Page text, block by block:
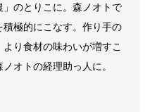
のとりこに。森ノオトで
極的にこなす。作り手の
り食材の味わいが増すこ
オトの経理助っ人に。